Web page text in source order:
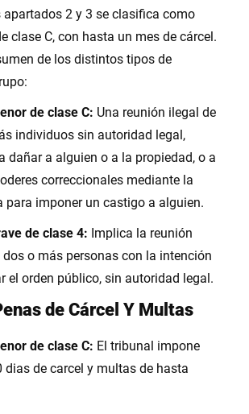
apartados 2 y 3 se clasifica como
clase C, con hasta un mes de cárcel.
de los distintos tipos de
de clase C: Una reunión ilegal de
individuos sin autoridad legal,
dañar a alguien o a la propiedad, o a
correccionales mediante la
para imponer un castigo a alguien.
de clase 4: Implica la reunión
dos o más personas con la intención
el orden público, sin autoridad legal.
de Cárcel Y Multas
de clase C: El tribunal impone
dias de carcel y multas de hasta